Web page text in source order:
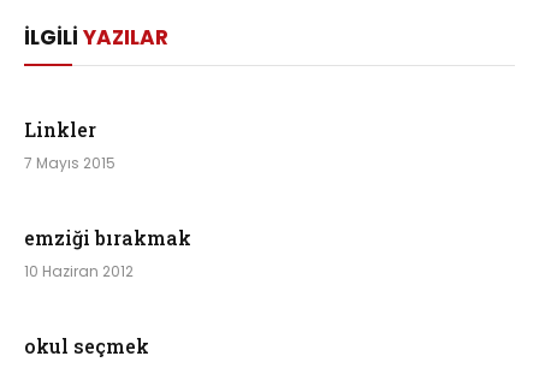
İLGILI YAZILAR
Linkler
7 Mayıs 2015
emziği bırakmak
10 Haziran 2012
okul seçmek